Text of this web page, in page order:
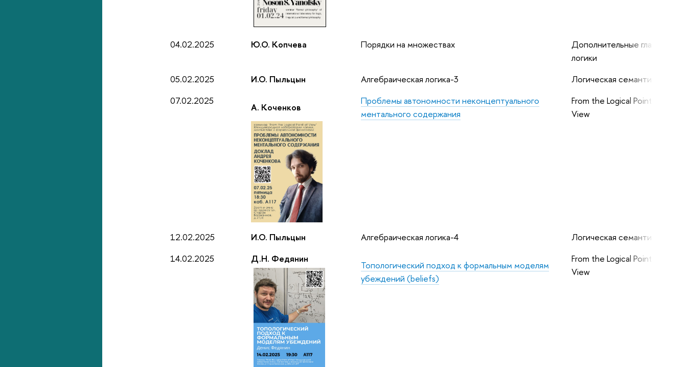
04.02.2025 Ю.О. Копчева Порядки на множествах
Дополнительные главы
логики
05.02.2025
И.О. Пыльцын Алгебраическая логика-3
Логическая семантика
07.02.2025
А. Коченков
Проблемы автономности неконцептуального
ментального содержания
From the Logical Point of
View
12.02.2025 И.О. Пыльцын Алгебраическая логика-4
Логическая семантика
14.02.2025
Д.Н. Федянин
Топологический подход к формальным моделям
убеждений (beliefs)
From the Logical Point of
View